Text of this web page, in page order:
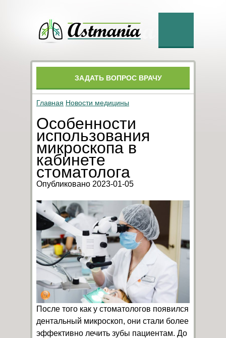
ЗАДАТЬ ВОПРОС ВРАЧУ
Главная Новости медицины
Особенности
использования
микроскопа в
кабинете
стоматолога
Опубликовано 2023-01-05
После того как у стоматологов появился
дентальный микроскоп, они стали более
эффективно лечить зубы пациентам. До